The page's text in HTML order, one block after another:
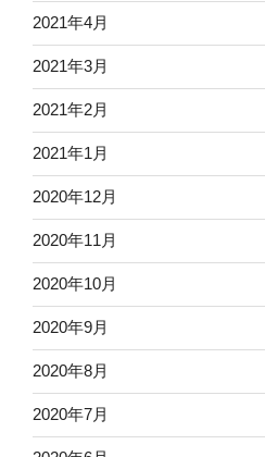
2021年4月
2021年3月
2021年2月
2021年1月
2020年12月
2020年11月
2020年10月
2020年9月
2020年8月
2020年7月